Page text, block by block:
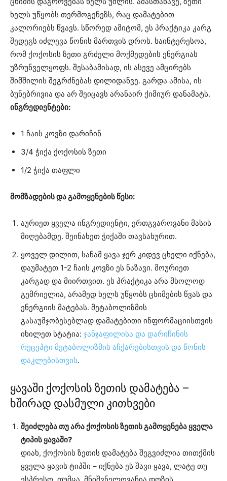
ხელს უწყობს თერმოგენეზს, რაც დამატებით
კალორიებს წვავს. სწორედ ამიტომ, ეს პრაქტიკა კარგ
შედეგს იძლევა წონის მართვის დროს. საინტერესოა,
რომ ქოქოსის ზეთი გრძელი მოქმედების ენერგიას
უზრუნველყოფს. შესაბამისად, ის ასევე ამცირებს
შიმშილის შეგრძნებას დილიდანვე. გარდა ამისა, ის
ბუნებრივია და არ შეიცავს არანაირ ქიმიურ დანამატს.
ინგრედიენტები:
1 ჩაის კოვზი დარიჩინ
3/4 ჭიქა ქოქოსის ზეთი
1/2 ჭიქა თაფლი
მომზადების და გამოყენების წესი:
აურიეთ ყველა ინგრედიენტი, ერთგვაროვანი მასის
მიღებამდე. შეინახეთ ჭიქაში თავსახურით.
ყოველ დილით, სანამ ყავა ჯერ კიდევ ცხელი იქნება,
დაუმატეთ 1-2 ჩაის კოვზი ეს ნაზავი. მოურიეთ
კარგად და მიირთვით. ეს პრაქტიკა არა მხოლოდ
გემრიელია, არამედ ხელს უწყობს ცხიმების წვას და
ენერგიის მატებას. მეტაბოლიზმის
გასაუმჯობესებლად დამატებითი ინფორმაციისთვის
იხილეთ სტატია: ჯანჯაფილისა და დარიჩინის
რეცეპტი მეტაბოლიზმის აჩქარებისთვის და წონის
დაკლებისთვის.
ყავაში ქოქოსის ზეთის დამატება –
ხშირად დასმული კითხვები
შეიძლება თუ არა ქოქოსის ზეთის გამოყენება ყველა
ტიპის ყავაში?
დიახ, ქოქოსის ზეთის დამატება შეგვიძლია თითქმის
ყველა ყავის ტიპში – იქნება ეს შავი ყავა, ლატე თუ